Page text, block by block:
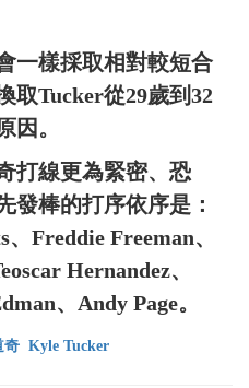
一樣採取相對較短合
取Tucker從29歲到32
因。
打線更為緊密、恐
發棒的打序依序是：
Freddie Freeman、
Hernandez、
、Andy Page。
奇 Kyle Tucker